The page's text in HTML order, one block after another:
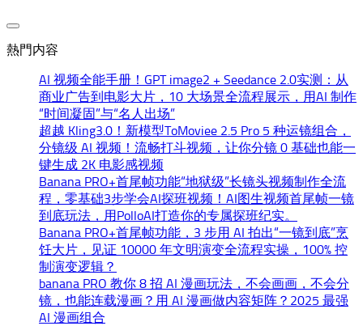
熱門内容
AI 视频全能手册！GPT image2 + Seedance 2.0实测：从
商业广告到电影大片，10 大场景全流程展示，用AI 制作
“时间凝固”与“名人出场”
超越 Kling3.0！新模型ToMoviee 2.5 Pro 5 种运镜组合，
分镜级 AI 视频！流畅打斗视频，让你分镜 0 基础也能一
键生成 2K 电影感视频
Banana PRO+首尾帧功能“地狱级”长镜头视频制作全流
程，零基础3步学会AI探班视频！AI图生视频首尾帧一镜
到底玩法，用PolloAI打造你的专属探班纪实。
Banana PRO+首尾帧功能，3 步用 AI 拍出“一镜到底”烹
饪大片，见证 10000 年文明演变全流程实操，100% 控
制演变逻辑？
banana PRO 教你 8 招 AI 漫画玩法，不会画画，不会分
镜，也能连载漫画？用 AI 漫画做内容矩阵？2025 最强
AI 漫画组合